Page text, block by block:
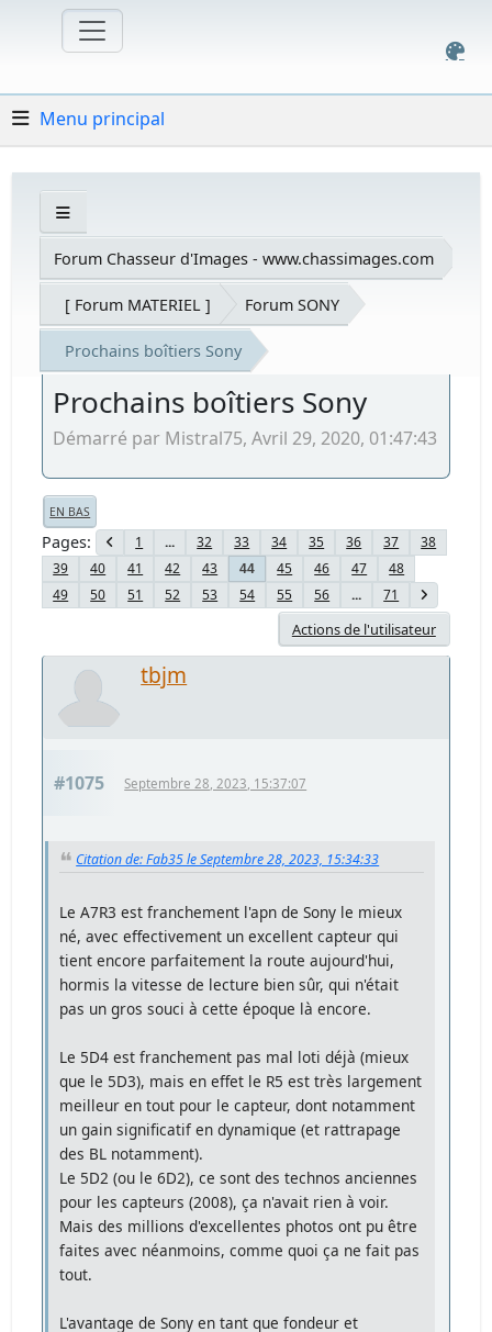
Menu principal
Forum Chasseur d'Images - www.chassimages.com
[ Forum MATERIEL ] Forum SONY
Prochains boîtiers Sony
Prochains boîtiers Sony
Démarré par Mistral75, Avril 29, 2020, 01:47:43
EN BAS
Pages 1 ... 32 33 34 35 36 37
38
39
40 41 42 43 44 45 46 47
48
49
50 51 52 53 54 55 56 ... 71
Actions de l'utilisateur
tbjm
#1075 Septembre 28, 2023, 15:37:07
Citation de: Fab35 le Septembre 28, 2023, 15:34:33
Le A7R3 est franchement l'apn de Sony le mieux
né, avec effectivement un excellent capteur qui
tient encore parfaitement la route aujourd'hui,
hormis la vitesse de lecture bien sûr, qui n'était
pas un gros souci à cette époque là encore.
Le 5D4 est franchement pas mal loti déjà (mieux
que le 5D3), mais en effet le R5 est très largement
meilleur en tout pour le capteur, dont notamment
un gain significatif en dynamique (et rattrapage
des BL notamment).
Le 5D2 (ou le 6D2), ce sont des technos anciennes
pour les capteurs (2008), ça n'avait rien à voir.
Mais des millions d'excellentes photos ont pu être
faites avec néanmoins, comme quoi ça ne fait pas
tout.
L'avantage de Sony en tant que fondeur et